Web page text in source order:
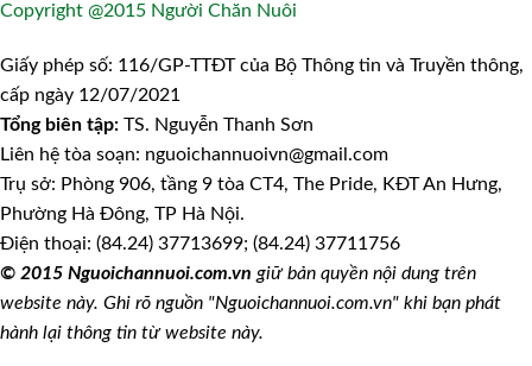
Copyright @2015 Người Chăn Nuôi
Giấy phép số: 116/GP-TTĐT của Bộ Thông tin và Truyền thông,
cấp ngày 12/07/2021
Tổng biên tập: TS. Nguyễn Thanh Sơn
Liên hệ tòa soạn: nguoichannuoivn@gmail.com
Trụ sở: Phòng 906, tầng 9 tòa CT4, The Pride, KĐT An Hưng,
Phường Hà Đông, TP Hà Nội.
Điện thoại: (84.24) 37713699; (84.24) 37711756
© 2015 Nguoichannuoi.com.vn giữ bản quyền nội dung trên
website này. Ghi rõ nguồn "Nguoichannuoi.com.vn" khi bạn phát
hành lại thông tin từ website này.